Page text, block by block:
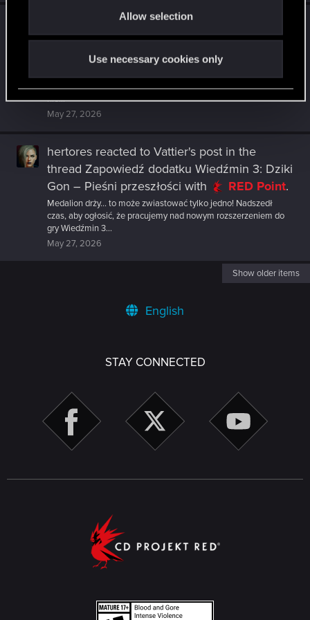
Allow selection
Use necessary cookies only
reacted toVattier's post
threadZapowiedź dodatku Wiedźmin 3: Dziki
Gon – Pieśni przeszłościwith
ale powiedzmy, że zastaliśmy na RED Launcherze coś, czego się
nie...
May 27, 2026
hertores reacted to Vattier's post in the
thread Zapowiedź dodatku Wiedźmin 3: Dziki
Gon – Pieśni przeszłości with RED Point.
Medalion drży... to może zwiastować tylko jedno! Nadszedł
czas, aby ogłosić, że pracujemy nad nowym rozszerzeniem do
gry Wiedźmin 3...
May 27, 2026
Show older items
English
STAY CONNECTED